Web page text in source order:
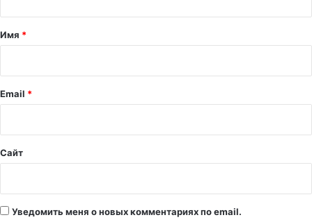
а
й
Имя *
Email *
Сайт
Уведомить меня о новых комментариях по email.